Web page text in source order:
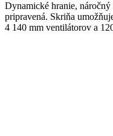
Dynamické hranie,
pripravená. Skriňa
4 140 mm ventilátorov a